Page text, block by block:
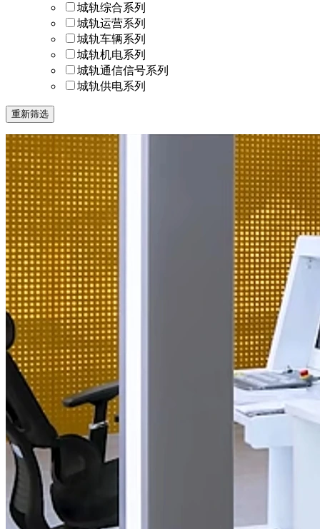
城轨综合系列
城轨运营系列
城轨车辆系列
城轨机电系列
城轨通信信号系列
城轨供电系列
重新筛选